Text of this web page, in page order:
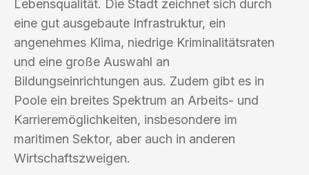
Lebensqualität. Die Stadt zeichnet sich durch
eine gut ausgebaute Infrastruktur, ein
angenehmes Klima, niedrige Kriminalitätsraten
und eine große Auswahl an
Bildungseinrichtungen aus. Zudem gibt es in
Poole ein breites Spektrum an Arbeits- und
Karrieremöglichkeiten, insbesondere im
maritimen Sektor, aber auch in anderen
Wirtschaftszweigen.